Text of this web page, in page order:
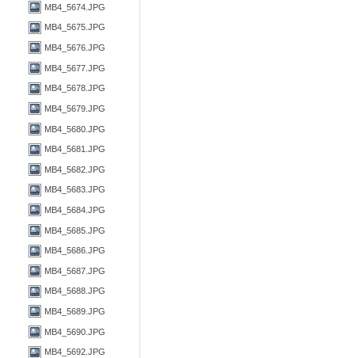
MB4_5674.JPG
MB4_5675.JPG
MB4_5676.JPG
MB4_5677.JPG
MB4_5678.JPG
MB4_5679.JPG
MB4_5680.JPG
MB4_5681.JPG
MB4_5682.JPG
MB4_5683.JPG
MB4_5684.JPG
MB4_5685.JPG
MB4_5686.JPG
MB4_5687.JPG
MB4_5688.JPG
MB4_5689.JPG
MB4_5690.JPG
MB4_5692.JPG